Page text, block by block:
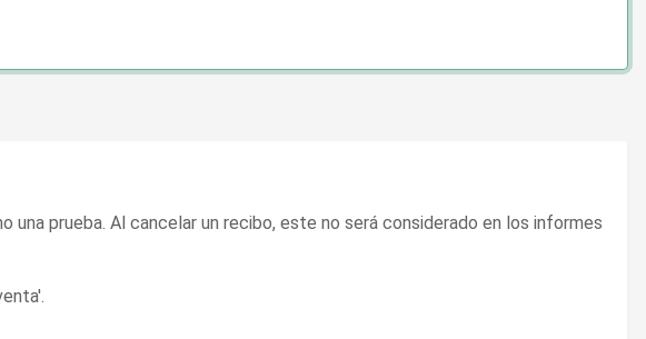
prueba. Al cancelar un recibo, este no será considerado en los informes